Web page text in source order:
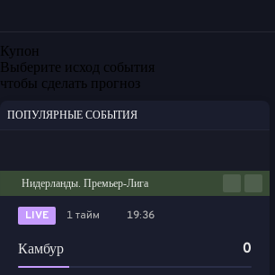
Купон
Выберите исход события
чтобы сделать прогноз
ПОПУЛЯРНЫЕ СОБЫТИЯ
Нидерланды. Премьер-Лига
LIVE 1 тайм 19:36
Камбур 0